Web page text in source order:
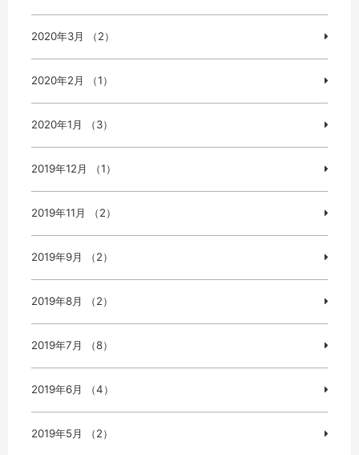
2020年3月 （2）
2020年2月 （1）
2020年1月 （3）
2019年12月 （1）
2019年11月 （2）
2019年9月 （2）
2019年8月 （2）
2019年7月 （8）
2019年6月 （4）
2019年5月 （2）